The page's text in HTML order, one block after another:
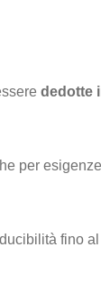
dedotte
per
fino al